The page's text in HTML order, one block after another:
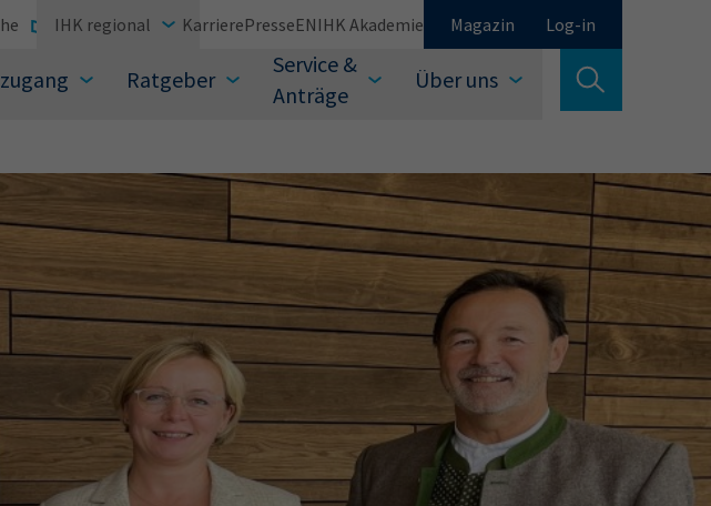
Ratgeber
Service &
Anträge
Über uns
IHK regional KarrierePresseEN IHK Akademie Magazin Log-in
Schließen
Suche verlassen
Suchen
Begriffen vorauswählen